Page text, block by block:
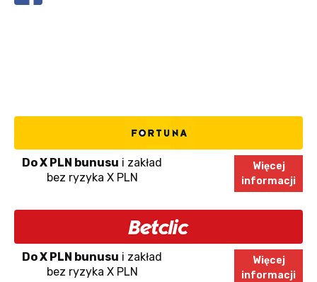
Do X PLN bunusu i zakład
bez ryzyka X PLN
Więcej
informacji
Do X PLN bunusu i zakład
bez ryzyka X PLN
Więcej
informacji